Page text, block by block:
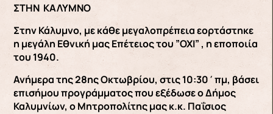
ΣΤΗΝ ΚΑΛΥΜΝΟ
Στην Κάλυμνο, με κάθε μεγαλοπρέπεια εορτάστηκε
η μεγάλη Εθνική μας Επέτειος του ”ΟΧΙ” , η εποποιία
του 1940.
Ανήμερα της 28ης Οκτωβρίου, στις 10:30΄πμ, βάσει
επισήμου προγράμματος που εξέδωσε ο Δήμος
Καλυμνίων, ο Μητροπολίτης μας κ.κ. Παΐσιος